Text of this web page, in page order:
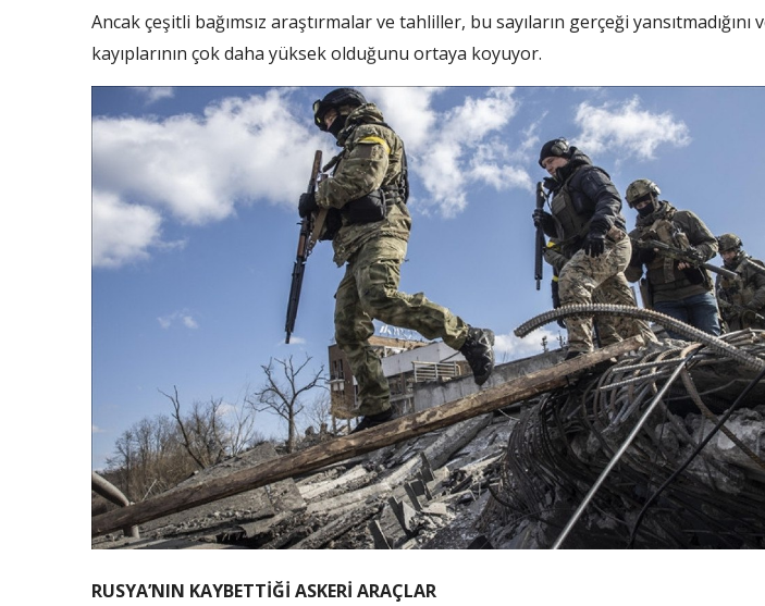
Ancak çeşitli bağımsız araştırmalar ve tahliller, bu sayıların gerçeği yansıtmadığını
kayıplarının çok daha yüksek olduğunu ortaya koyuyor.
RUSYA’NIN KAYBETTİĞİ ASKERİ ARAÇLAR